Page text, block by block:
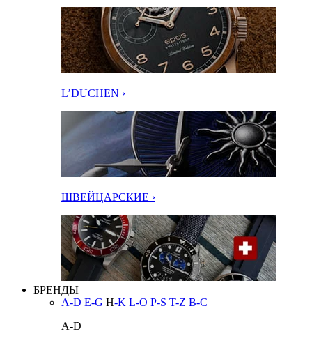
L’DUCHEN ›
ШВЕЙЦАРСКИЕ ›
БРЕНДЫ
A-D E-G H-K L-O P-S T-Z В-С
A-D